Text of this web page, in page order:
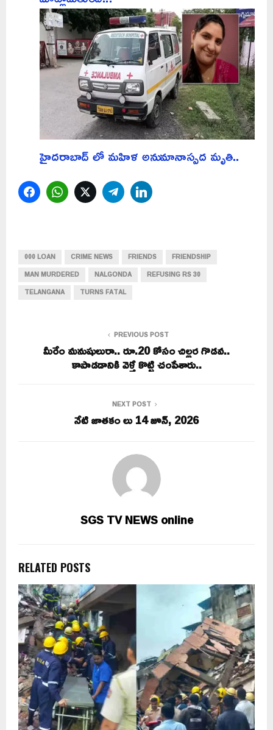
హైదరాబాద్ లో మహిళ అనుమానాస్పద మృతి..
FacebookWhatsAppTwitterTelegram
000 LOAN CRIME NEWS FRIENDS
FRIENDSHIP
MAN MURDERED
NALGONDA
REFUSING RS 30
TELANGANA
TURNS FATAL
PREVIOUS POST
మీరేం మనుషులురా.. రూ.20 కోసం చిల్లర గొడవ..
కాపాడడానికి వెళ్తే కొట్టి చంపేశారు..
NEXT POST
నేటి జాతకం లు 14 జూన్, 2026
SGS TV NEWS online
RELATED POSTS